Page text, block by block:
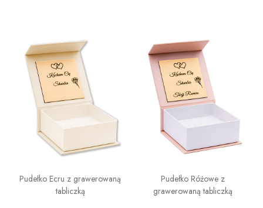
Pudełko Ecru z grawerowaną
tabliczką
Pudełko Różowe z
grawerowaną tabliczką